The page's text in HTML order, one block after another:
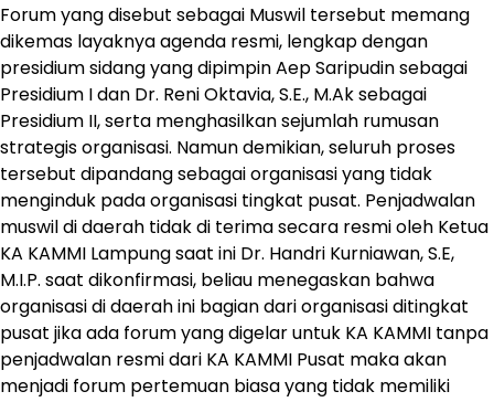
Forum yang disebut sebagai Muswil tersebut memang
dikemas layaknya agenda resmi, lengkap dengan
presidium sidang yang dipimpin Aep Saripudin sebagai
Presidium I dan Dr. Reni Oktavia, S.E., M.Ak sebagai
Presidium II, serta menghasilkan sejumlah rumusan
strategis organisasi. Namun demikian, seluruh proses
tersebut dipandang sebagai organisasi yang tidak
menginduk pada organisasi tingkat pusat. Penjadwalan
muswil di daerah tidak di terima secara resmi oleh Ketua
KA KAMMI Lampung saat ini Dr. Handri Kurniawan, S.E,
M.I.P. saat dikonfirmasi, beliau menegaskan bahwa
organisasi di daerah ini bagian dari organisasi ditingkat
pusat jika ada forum yang digelar untuk KA KAMMI tanpa
penjadwalan resmi dari KA KAMMI Pusat maka akan
menjadi forum pertemuan biasa yang tidak memiliki